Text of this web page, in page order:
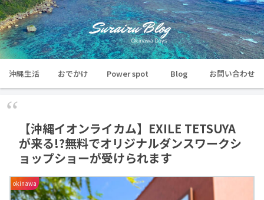
沖縄生活 おでかけ Power spot Blog お問い合わせ
【沖縄イオンライカム】EXILE TETSUYA
が来る!?無料でオリジナルダンスワークシ
ョップショーが受けられます
okinawa